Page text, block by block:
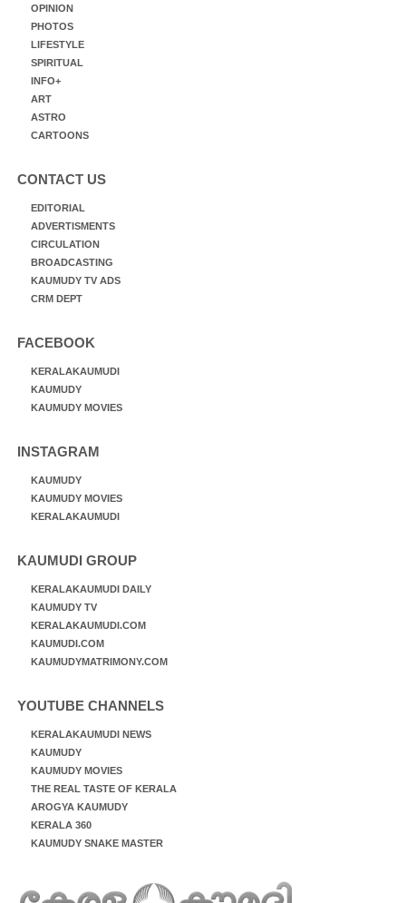
OPINION
PHOTOS
LIFESTYLE
SPIRITUAL
INFO+
ART
ASTRO
CARTOONS
CONTACT US
EDITORIAL
ADVERTISMENTS
CIRCULATION
BROADCASTING
KAUMUDY TV ADS
CRM DEPT
FACEBOOK
KERALAKAUMUDI
KAUMUDY
KAUMUDY MOVIES
INSTAGRAM
KAUMUDY
KAUMUDY MOVIES
KERALAKAUMUDI
KAUMUDI GROUP
KERALAKAUMUDI DAILY
KAUMUDY TV
KERALAKAUMUDI.COM
KAUMUDI.COM
KAUMUDYMATRIMONY.COM
YOUTUBE CHANNELS
KERALAKAUMUDI NEWS
KAUMUDY
KAUMUDY MOVIES
THE REAL TASTE OF KERALA
AROGYA KAUMUDY
KERALA 360
KAUMUDY SNAKE MASTER